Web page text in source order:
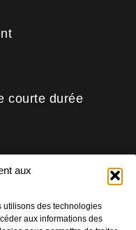
aux
utilisons des technologies
aux informations des
courte durée